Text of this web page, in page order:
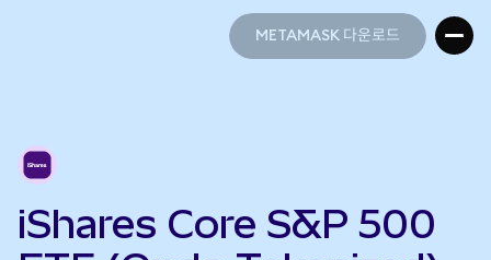
METAMASK 다운로드
iShares Core S&P 500